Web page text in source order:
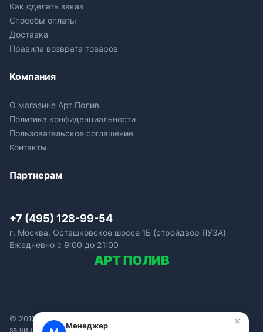
Как сделать заказ
Способы оплаты
Доставка
Правила возврата товаров
Компания
О магазине Арт Полив
Политика конфиденциальности
Пользовательское соглашение
Контакты
Партнерам
АРТПОЛИВ
+7 (495) 128-99-54
г. Москва, Осташковское шоссе 1Б (стройдвор ЯУЗА)
Ежедневно с 9:00 до 21:00
© 2010—2026 Интернет-магазин «Арт Полив». Все права
защищены.
Менеджер ×